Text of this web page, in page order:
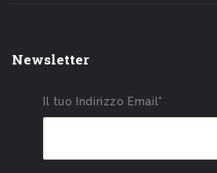
Newsletter
Il tuo Indirizzo Email*